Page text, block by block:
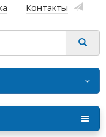
Контакты